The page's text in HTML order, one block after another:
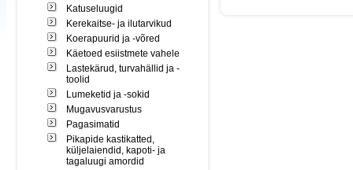
Katuseluugid
Kerekaitse- ja ilutarvikud
Koerapuurid ja -võred
Käetoed esiistmete vahele
Lastekärud, turvahällid ja -
toolid
Lumeketid ja -sokid
Mugavusvarustus
Pagasimatid
Pikapide kastikatted,
küljelaiendid, kapoti- ja
tagaluugi amordid